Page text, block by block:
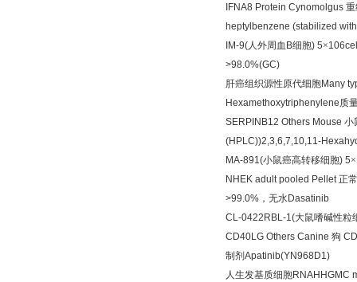
IFNA8 Protein Cynomolgus
heptylbenzene (stabilized
IM-9(人外周血 B细胞) 5×
>98.0%(GC)
肝癌组织源性原代细胞Many
Hexamethoxytriphenylene质
SERPINB12 Others Mouse 小
(HPLC))2,3,6,7,10,11-
MA-891(小鼠癌高转移细胞) 5×
NHEK adult pooled Pellet正
>99.0% ，无水Dasatinib
CL-0422RBL-1(大鼠嗜碱性粒
CD40LG Others Canine 狗
制剂 Apatinib(YN968D1)
人生发基质细胞RNAHHGMC